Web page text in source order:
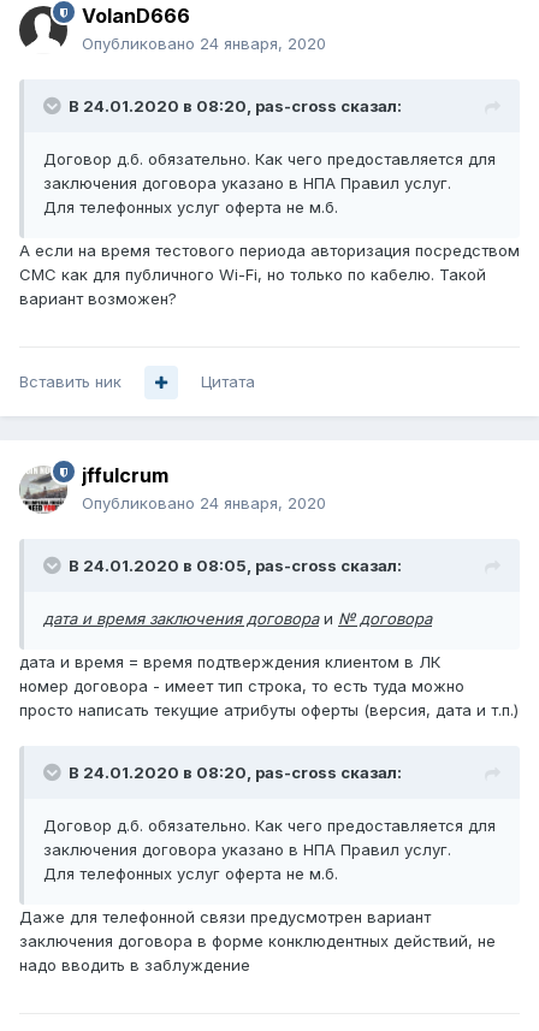
VolanD666
Опубликовано 24 января, 2020
В 24.01.2020 в 08:20, pas-cross сказал:
Договор д.б. обязательно. Как чего предоставляется для
заключения договора указано в НПА Правил услуг.
Для телефонных услуг оферта не м.б.
А если на время тестового периода авторизация посредством
СМС как для публичного Wi-Fi, но только по кабелю. Такой
вариант возможен?
Вставить ник Цитата
jffulcrum
Опубликовано 24 января, 2020
В 24.01.2020 в 08:05, pas-cross сказал:
дата и время заключения договораи № договора
дата и время = время подтверждения клиентом в ЛК
номер договора - имеет тип строка, то есть туда можно
просто написать текущие атрибуты оферты (версия, дата и т.п.)
В 24.01.2020 в 08:20, pas-cross сказал:
Договор д.б. обязательно. Как чего предоставляется для
заключения договора указано в НПА Правил услуг.
Для телефонных услуг оферта не м.б.
Даже для телефонной связи предусмотрен вариант
заключения договора в форме конклюдентных действий, не
надо вводить в заблуждение